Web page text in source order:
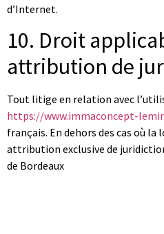
d’Internet.
10. Droit
attribution de
Tout litige en relation avec
https://www.immaconcept-
français. En dehors des cas où
attribution exclusive de
de Bordeaux